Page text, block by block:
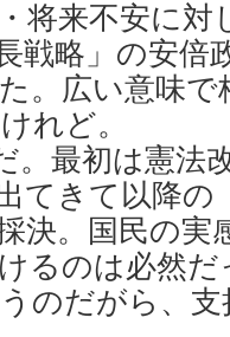
将来不安に対
戦略」の安
。広い意味
れど。
。最初は憲法
てきて以降の
決。国民の実
るのは必然
のだがら、